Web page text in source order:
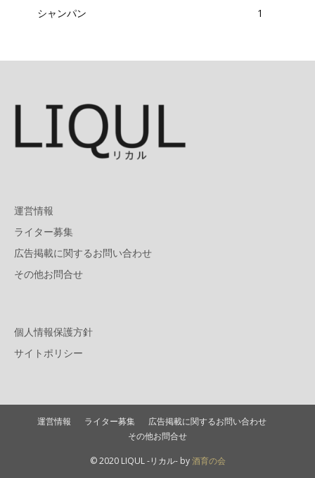
シャンパン
1
運営情報
ライター募集
広告掲載に関するお問い合わせ
その他お問合せ
個人情報保護方針
サイトポリシー
運営情報 ライター募集
広告掲載に関するお問い合わせ
その他お問合せ
© 2020 LIQUL -リカル- by酒育の会